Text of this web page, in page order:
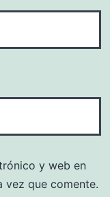
y web en
vez que comente.